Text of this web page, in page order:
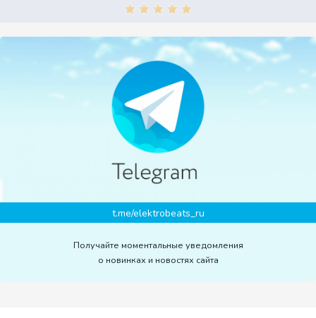
t.me/elektrobeats_ru
Получайте моментальные уведомления
о новинках и новостях сайта